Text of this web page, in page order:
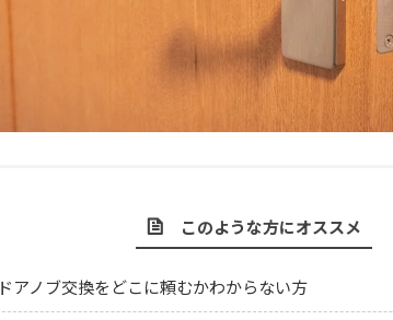
このような方にオススメ
ドアノブ交換をどこに頼むかわからない方